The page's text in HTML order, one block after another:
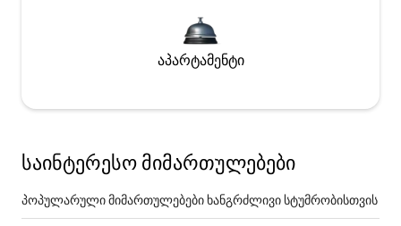
აპარტამენტი
საინტერესო მიმართულებები
პოპულარული მიმართულებები ხანგრძლივი სტუმრობისთვის